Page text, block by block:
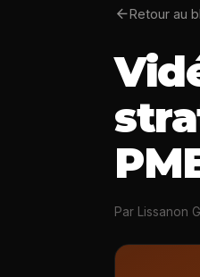
arrow_backRetour au
Par Lissanon